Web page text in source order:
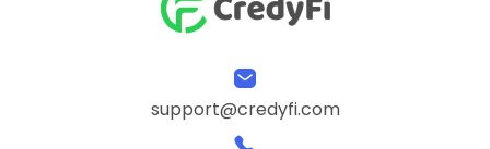
support@credyfi.com